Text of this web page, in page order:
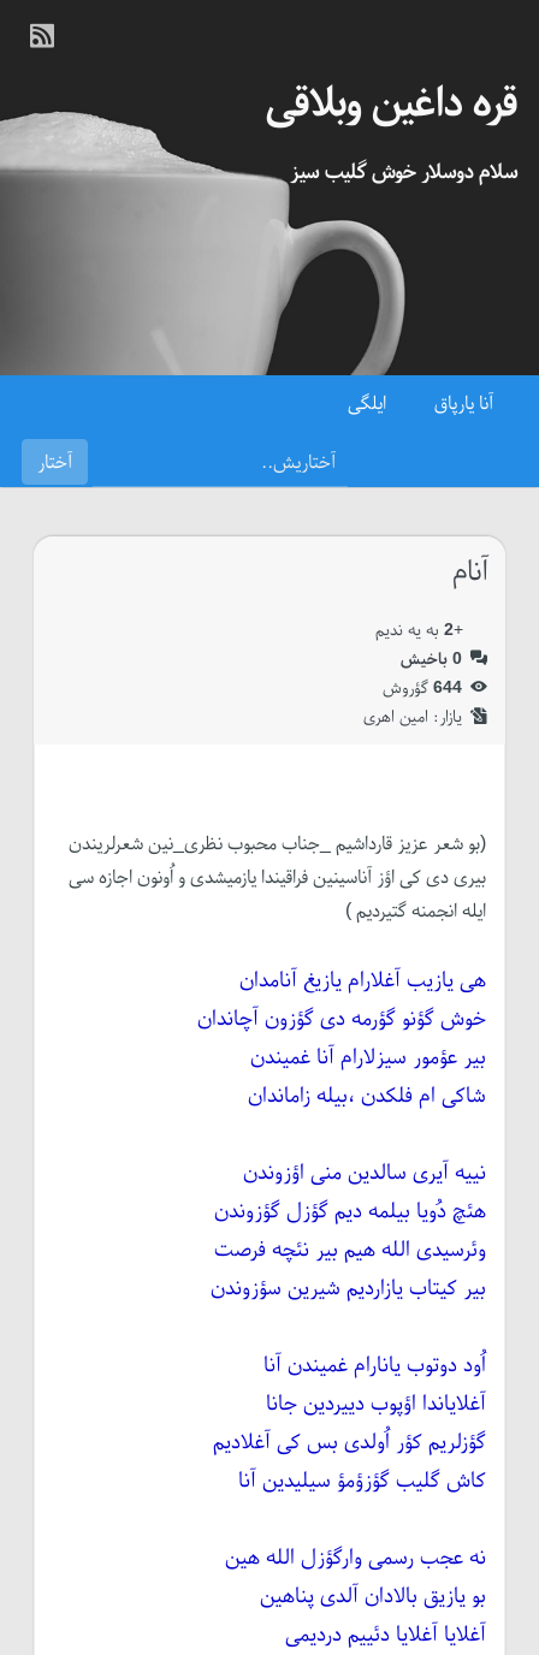
قره داغین وبلاقی
سلام دوسلار خوش گلیب سیز
آنا یارپاق ایلگی
آنام
+
2به یه ندیم
0باخیش
644گؤروش
یازار:‌ امین اهری
(بو شعر عزیز قارداشیم _جناب محبوب نظری_نین شعرلریندن
بیری دی کی اؤز آناسینین فراقیندا یازمیشدی و اُونون اجازه سی
ایله انجمنه گتیردیم )
هی یازیب آغلارام یازیغ آنامدان
خوش گؤنو گؤرمه دی گؤزون آچاندان
بیر عؤمور سیزلارام آنا غمیندن
شاکی ام فلکدن ،بیله زاماندان
نییه آیری سالدین منی اؤزوندن
هئچ دُویا بیلمه دیم گؤزل گؤزوندن
وئرسیدی الله هیم بیر نئچه فرصت
بیر کیتاب یازاردیم شیرین سؤزوندن
اُود دوتوب یانارام غمیندن آنا
آغلایاندا اؤپوب دییردین جانا
گؤزلریم کؤر اُولدی بس کی آغلادیم
کاش گلیب گؤزؤمؤ سیلیدین آنا
نه عجب رسمی وارگؤزل الله هین
بو یازیق بالادان آلدی پناهین
آغلایا آغلایا دئییم دردیمی